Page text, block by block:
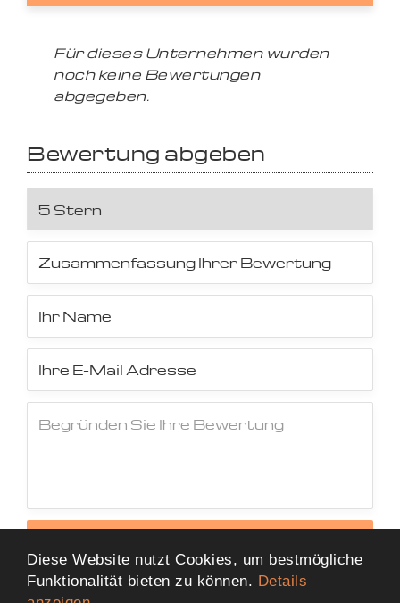
Für dieses Unternehmen wurden
noch keine Bewertungen
abgegeben.
Bewertung abgeben
Diese Website nutzt Cookies, um bestmögliche
Funktionalität bieten zu können. Details